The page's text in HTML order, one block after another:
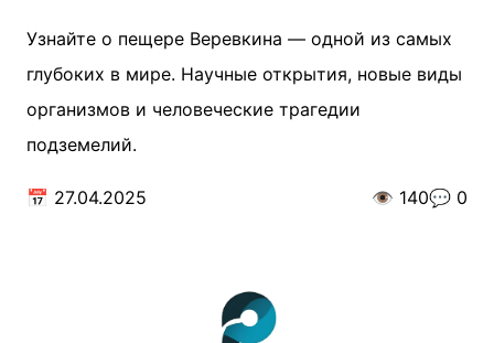
Узнайте о пещере Веревкина — одной из самых
глубоких в мире. Научные открытия, новые виды
организмов и человеческие трагедии
подземелий.
📅 27.04.2025 👁️ 140💬 0